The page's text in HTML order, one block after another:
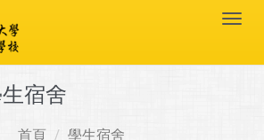
宿舍
首頁 學生宿舍